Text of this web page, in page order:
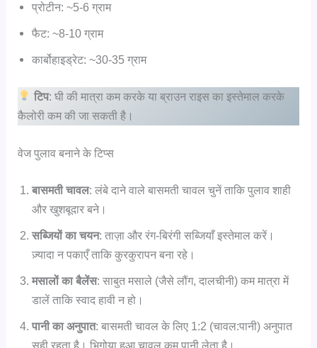
प्रोटीन: ~5-6 ग्राम
फैट: ~8-10 ग्राम
कार्बोहाइड्रेट: ~30-35 ग्राम
टिप: घी की मात्रा कम करके या ब्राउन राइस का इस्तेमाल करके
कैलोरी कम की जा सकती है।
वेज पुलाव बनाने के टिप्स
बासमती चावल: लंबे दाने वाले बासमती चावल चुनें ताकि पुलाव शाही
और खुशबूदार बने।
सब्जियों का चयन: ताज़ा और रंग-बिरंगी सब्जियाँ इस्तेमाल करें।
ज़्यादा न पकाएँ ताकि कुरकुरापन बना रहे।
मसालों का बैलेंस: साबुत मसाले (जैसे लौंग, दालचीनी) कम मात्रा में
डालें ताकि स्वाद हावी न हो।
पानी का अनुपात: बासमती चावल के लिए 1:2 (चावल:पानी) अनुपात
सही रहता है। भिगोया हुआ चावल कम पानी लेता है।